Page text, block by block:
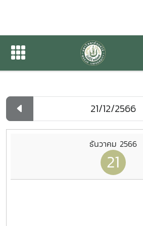
ปฏิทินกิจกรรมของห
ปฏิทินกิจกรรมของหน่วยงาน
ธันวาคม 2566
21